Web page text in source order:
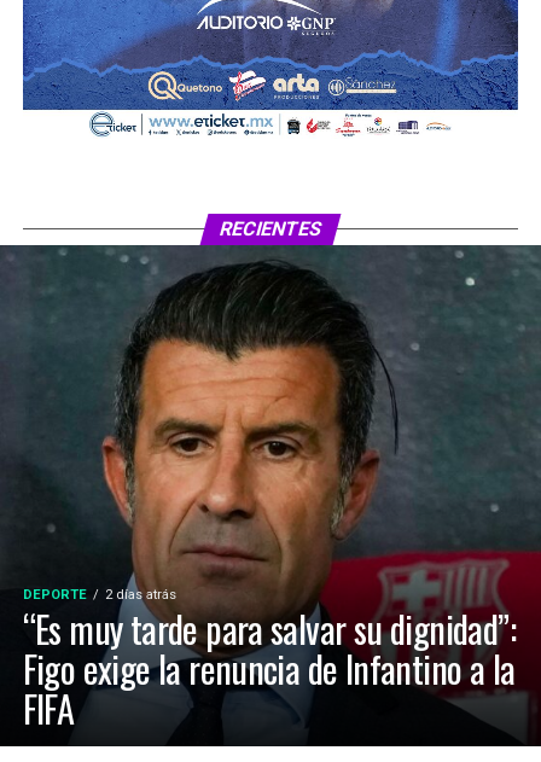
RECIENTES
DEPORTE 2 días atrás
“Es muy tarde para salvar su dignidad”:
Figo exige la renuncia de Infantino a la
FIFA